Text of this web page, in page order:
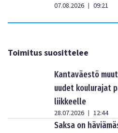
07.08.2026 | 09:21
Toimitus suosittelee
Kantaväestö
uudet koulurajat
liikkeelle
28.07.2026 | 12:44
Saksa on